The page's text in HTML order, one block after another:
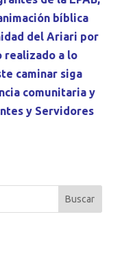
bíblica
del Ariari por
realizado a lo
caminar siga
comunitaria y
y Servidores